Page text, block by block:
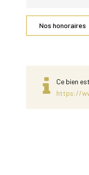
Nos honoraires
Ce bien
https://